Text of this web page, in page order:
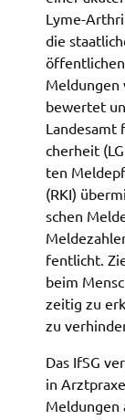
Lyme-
die
öffent­li­chen
Meldun­gen
bewer­tet
Landes­amt
cher­heit
ten
(RKI)
schen
fent­licht.
beim
zei­tig zu
zu
Das IfSG
in
Meldun­gen
Zweck:
Cookie
1 Jahr
Name:
Anbieter:
Zweck:
Anonyme
Session